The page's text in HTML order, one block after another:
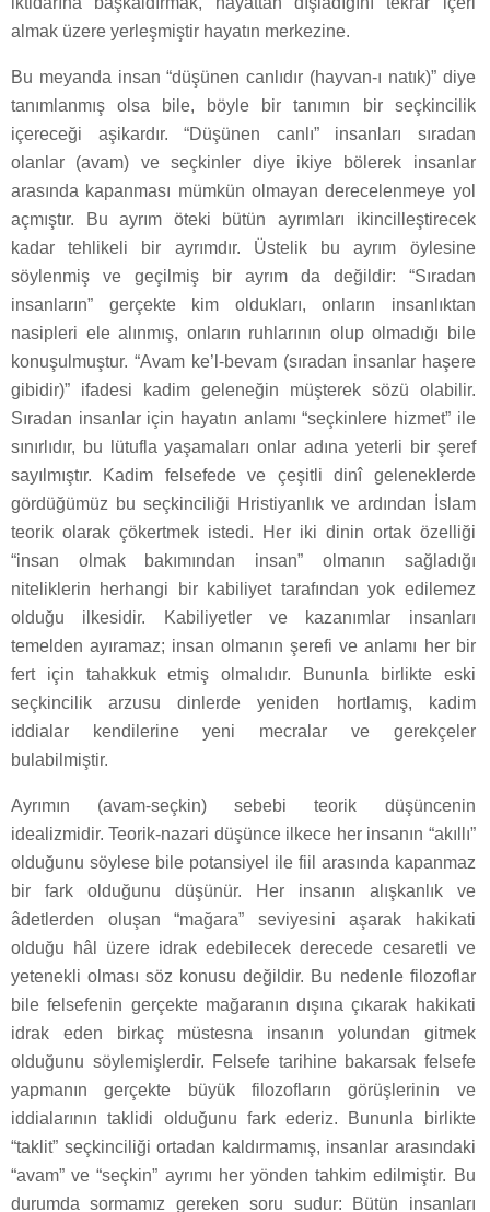
almak üzere yerleşmiştir hayatın merkezine.
Bu meyanda insan “düşünen canlıdır (hayvan-ı natık)” diye
tanımlanmış olsa bile, böyle bir tanımın bir seçkincilik
içereceği aşikardır. “Düşünen canlı” insanları sıradan
olanlar (avam) ve seçkinler diye ikiye bölerek insanlar
arasında kapanması mümkün olmayan derecelenmeye yol
açmıştır. Bu ayrım öteki bütün ayrımları ikincilleştirecek
kadar tehlikeli bir ayrımdır. Üstelik bu ayrım öylesine
söylenmiş ve geçilmiş bir ayrım da değildir: “Sıradan
insanların” gerçekte kim oldukları, onların insanlıktan
nasipleri ele alınmış, onların ruhlarının olup olmadığı bile
konuşulmuştur. “Avam ke’l-bevam (sıradan insanlar haşere
gibidir)” ifadesi kadim geleneğin müşterek sözü olabilir.
Sıradan insanlar için hayatın anlamı “seçkinlere hizmet” ile
sınırlıdır, bu lütufla yaşamaları onlar adına yeterli bir şeref
sayılmıştır. Kadim felsefede ve çeşitli dinî geleneklerde
gördüğümüz bu seçkinciliği Hristiyanlık ve ardından İslam
teorik olarak çökertmek istedi. Her iki dinin ortak özelliği
“insan olmak bakımından insan” olmanın sağladığı
niteliklerin herhangi bir kabiliyet tarafından yok edilemez
olduğu ilkesidir. Kabiliyetler ve kazanımlar insanları
temelden ayıramaz; insan olmanın şerefi ve anlamı her bir
fert için tahakkuk etmiş olmalıdır. Bununla birlikte eski
seçkincilik arzusu dinlerde yeniden hortlamış, kadim
iddialar kendilerine yeni mecralar ve gerekçeler
bulabilmiştir.
Ayrımın (avam-seçkin) sebebi teorik düşüncenin
idealizmidir. Teorik-nazari düşünce ilkece her insanın “akıllı”
olduğunu söylese bile potansiyel ile fiil arasında kapanmaz
bir fark olduğunu düşünür. Her insanın alışkanlık ve
âdetlerden oluşan “mağara” seviyesini aşarak hakikati
olduğu hâl üzere idrak edebilecek derecede cesaretli ve
yetenekli olması söz konusu değildir. Bu nedenle filozoflar
bile felsefenin gerçekte mağaranın dışına çıkarak hakikati
idrak eden birkaç müstesna insanın yolundan gitmek
olduğunu söylemişlerdir. Felsefe tarihine bakarsak felsefe
yapmanın gerçekte büyük filozofların görüşlerinin ve
iddialarının taklidi olduğunu fark ederiz. Bununla birlikte
“taklit” seçkinciliği ortadan kaldırmamış, insanlar arasındaki
“avam” ve “seçkin” ayrımı her yönden tahkim edilmiştir. Bu
durumda sormamız gereken soru sudur: Bütün insanları